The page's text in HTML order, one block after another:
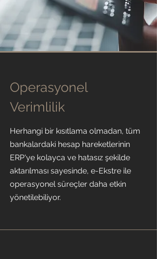
Operasyonel
Verimlilik
Herhangi bir kısıtlama olmadan, tüm
bankalardaki hesap hareketlerinin
ERP'ye kolayca ve hatasız şekilde
aktarılması sayesinde, e-Ekstre ile
operasyonel süreçler daha etkin
yönetilebiliyor.